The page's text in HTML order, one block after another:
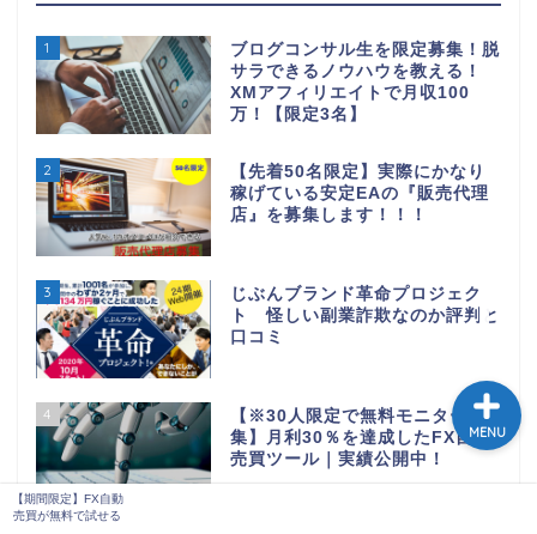
1
ブログコンサル生を限定募集！脱
サラできるノウハウを教える！
XMアフィリエイトで月収100
万！【限定3名】
2
【先着50名限定】実際にかなり
稼げている安定EAの『販売代理
店』を募集します！！！
3
じぶんブランド革命プロジェク
ト 怪しい副業詐欺なのか評判と
口コミ
4
【※30人限定で無料モニター募
集】月利30％を達成したFX自動
売買ツール｜実績公開中！
【期間限定】FX自動
売買が無料で試せる
MENU
が無料で試せる